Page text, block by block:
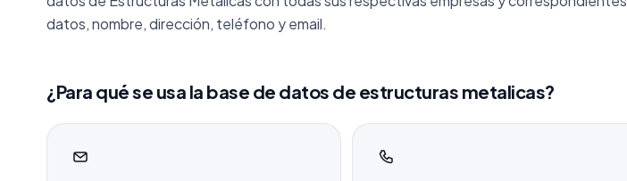
datos, nombre, dirección, teléfono y email.
¿Para qué se usa la base de datos de estructuras metalicas?